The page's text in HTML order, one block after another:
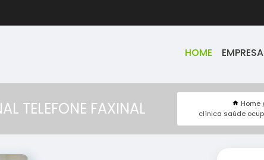
HOME EMPRESA
TELEFONE FAXINAL Home
clínica saúde